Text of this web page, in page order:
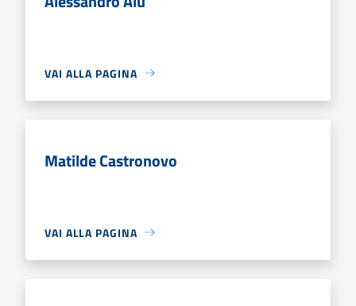
VAI ALLA PAGINA
Matilde Castronovo
VAI ALLA PAGINA